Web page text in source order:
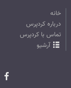
خانه
درباره کردپرس
تماس با کردپرس
آرشیو